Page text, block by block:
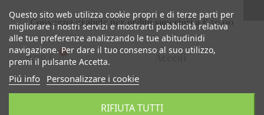
Consegna gratuita per ordini superiori a € 59,00
0,00 €
Questo sito web utilizza cookie propri e di terze parti per
migliorare i nostri servizi e mostrarti pubblicità relativa
alle tue preferenze analizzando le tue abitudinidi
navigazione. Per dare il tuo consenso al suo utilizzo,
premi il pulsante Accetta.
Piú info Personalizzare i cookie
RIFIUTA TUTTI